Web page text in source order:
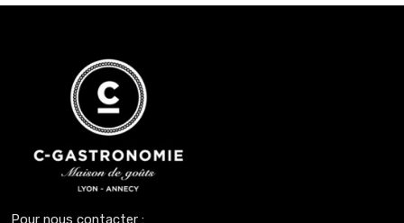
Pour nous contacter :